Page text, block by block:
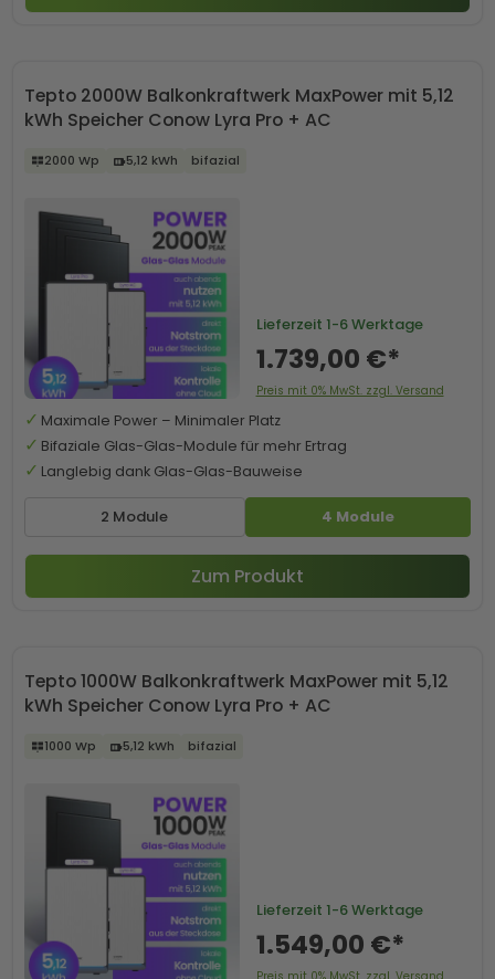
Tepto 2000W Balkonkraftwerk MaxPower mit 5,12
kWh Speicher Conow Lyra Pro + AC
2000 Wp 5,12 kWh bifazial
2 Module 4 Module
Lieferzeit 1-6 Werktage
1.739,00 €*
Preis mit 0% MwSt. zzgl. Versand
Maximale Power – Minimaler Platz
Bifaziale Glas-Glas-Module für mehr Ertrag
Langlebig dank Glas-Glas-Bauweise
Zum Produkt
Tepto 1000W Balkonkraftwerk MaxPower mit 5,12
kWh Speicher Conow Lyra Pro + AC
1000 Wp 5,12 kWh bifazial
Lieferzeit 1-6 Werktage
1.549,00 €*